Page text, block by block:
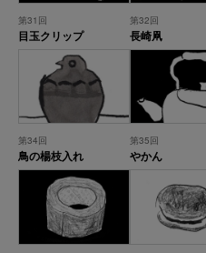
第31回
目玉クリップ
第32回
長崎凧
第34回
鳥の楊枝入れ
第35回
やかん